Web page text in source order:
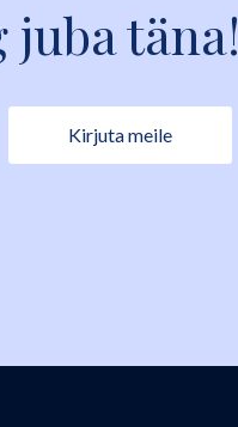
juba täna!
Kirjuta meile